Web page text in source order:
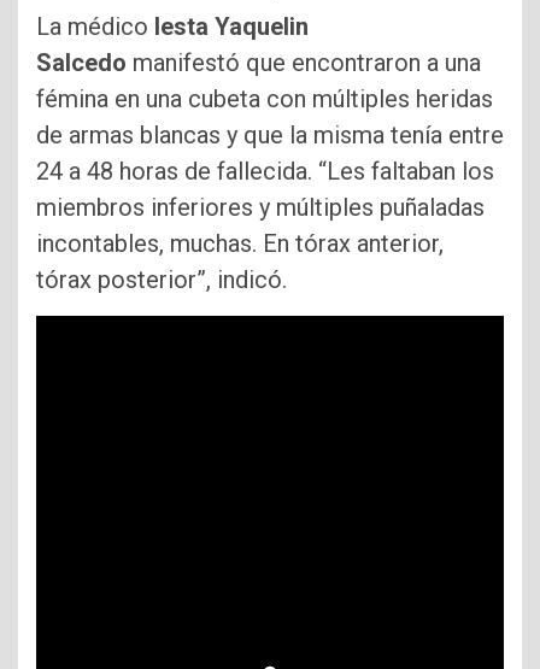
La médico lesta Yaquelin
Salcedo manifestó que encontraron a una
fémina en una cubeta con múltiples heridas
de armas blancas y que la misma tenía entre
24 a 48 horas de fallecida. “Les faltaban los
miembros inferiores y múltiples puñaladas
incontables, muchas. En tórax anterior,
tórax posterior”, indicó.